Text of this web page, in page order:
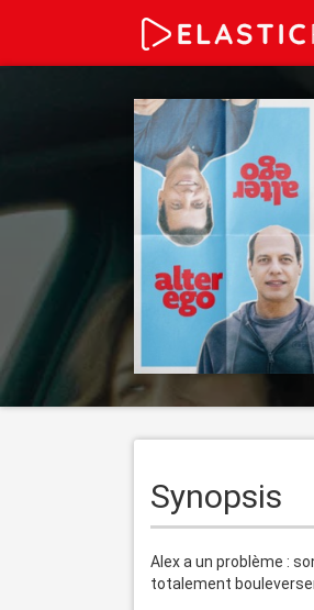
Synopsis
Alex a un problème :